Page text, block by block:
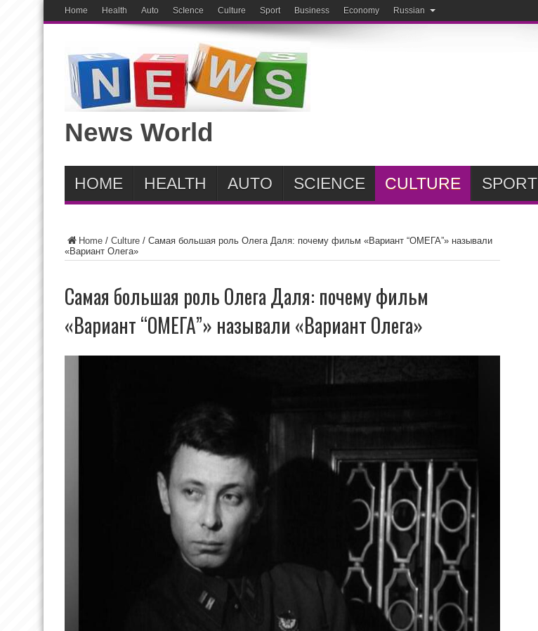
Home Health Auto ScIence Culture Sport Business Economy Russian
News World
HOME HEALTH AUTO SCIENCE CULTURE SPORT
Home / Culture / Самая большая роль Олега Даля: почему фильм «Вариант “ОМЕГА”» называли
«Вариант Олега»
Самая большая роль Олега Даля: почему фильм
«Вариант “ОМЕГА”» называли «Вариант Олега»